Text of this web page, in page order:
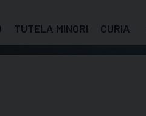
TUTELA MINORI CURIA